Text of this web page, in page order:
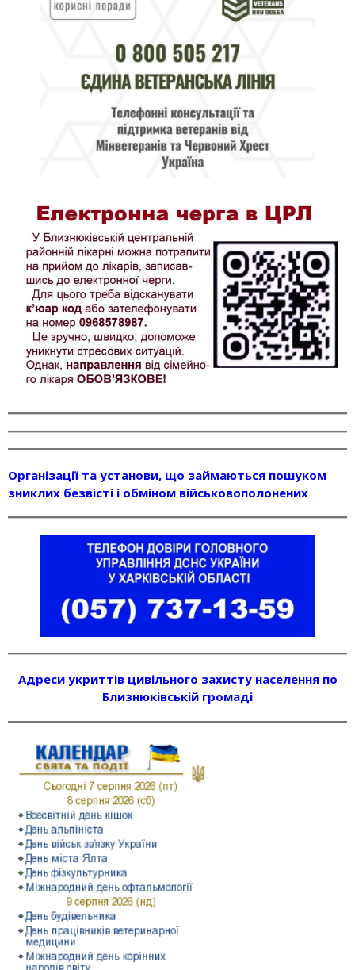
Організації та установи, що займаються пошуком
зниклих безвісті і обміном військовополонених
Адреси укриттів цивільного захисту населення по
Близнюківській громаді